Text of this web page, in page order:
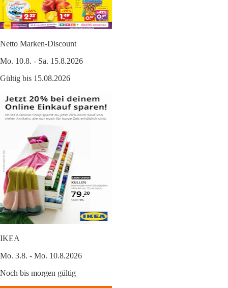
Netto Marken-Discount
Mo. 10.8. - Sa. 15.8.2026
Gültig bis 15.08.2026
IKEA
Mo. 3.8. - Mo. 10.8.2026
Noch bis morgen gültig